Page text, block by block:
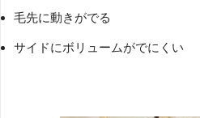
毛先に動きがでる
サイドにボリュームがでにくい